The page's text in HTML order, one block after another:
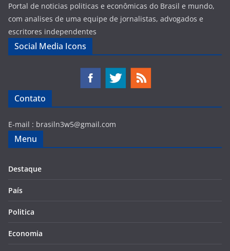
Portal de noticias politicas e econômicas do Brasil e mundo,
com analises de uma equipe de jornalistas, advogados e
escritores independentes
Social Media Icons
Contato
E-mail : brasiln3w5@gmail.com
Menu
Destaque
País
Politica
Economia